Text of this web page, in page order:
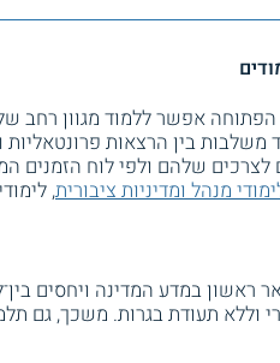
אפשר ללמוד מגוון רחב
משלבות בין הרצאות
שלהם ולפי לוח הזמנים
מנהל ומדיניות ציבורית,
ראשון במדע המדינה ויחסים
וללא תעודת בגרות. משכך, גם